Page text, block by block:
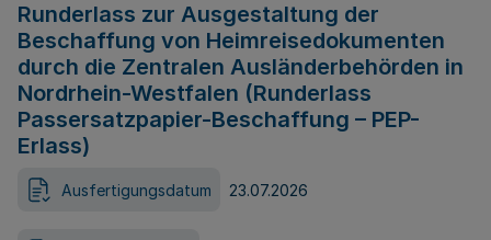
Runderlass zur Ausgestaltung der
Beschaffung von Heimreisedokumenten
durch die Zentralen Ausländerbehörden in
Nordrhein-Westfalen (Runderlass
Passersatzpapier-Beschaffung – PEP-
Erlass)
Ausfertigungsdatum 23.07.2026